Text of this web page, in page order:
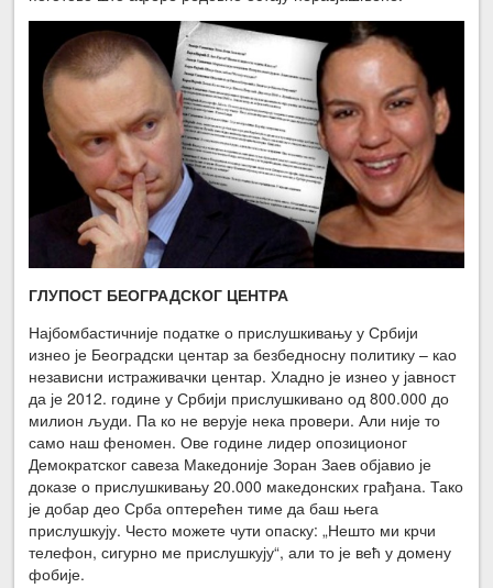
ГЛУПОСТ БЕОГРАДСКОГ ЦЕНТРА
Најбомбастичније податке о прислушкивању у Србији
изнео је Београдски центар за безбедносну политику – као
независни истраживачки центар. Хладно је изнео у јавност
да је 2012. године у Србији прислушкивано од 800.000 до
милион људи. Па ко не верује нека провери. Али није то
само наш феномен. Ове године лидер опозиционог
Демократског савеза Македоније Зоран Заев објавио је
доказе о прислушкивању 20.000 македонских грађана. Тако
је добар део Срба оптерећен тиме да баш њега
прислушкују. Често можете чути опаску: „Нешто ми крчи
телефон, сигурно ме прислушкују“, али то је већ у домену
фобије.